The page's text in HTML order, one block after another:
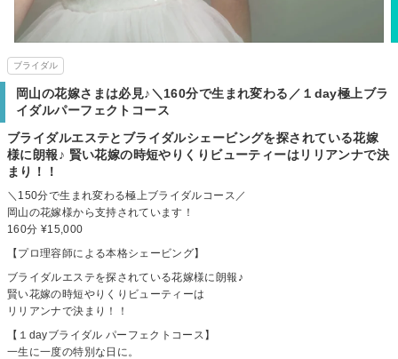
ブライダル
岡山の花嫁さまは必見♪＼160分で生まれ変わる／１day極上ブラ
イダルパーフェクトコース
ブライダルエステとブライダルシェービングを探されている花嫁
様に朗報♪ 賢い花嫁の時短やりくりビューティーはリリアンナで決
まり！！
＼150分で生まれ変わる極上ブライダルコース／
岡山の花嫁様から支持されています！
160分 ¥15,000
【プロ理容師による本格シェービング】
ブライダルエステを探されている花嫁様に朗報♪
賢い花嫁の時短やりくりビューティーは
リリアンナで決まり！！
【１dayブライダル パーフェクトコース】
一生に一度の特別な日に。